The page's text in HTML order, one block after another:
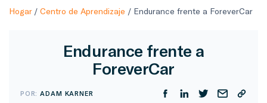
Hogar/ Centro de Aprendizaje / Endurance frente a ForeverCar
Endurance frente a
ForeverCar
POR:ADAM KARNER